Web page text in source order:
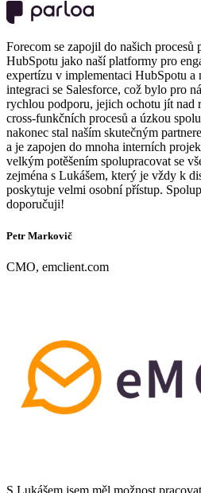
Forecom se zapojil do našich procesů
HubSpotu jako naší platformy pro
expertízu v implementaci HubSpotu a
integraci se Salesforce, což bylo pro
rychlou podporu, jejich ochotu jít nad
cross-funkčních procesů a úzkou
nakonec stal naším skutečným
a je zapojen do mnoha interních
velkým potěšením spolupracovat se
zejména s Lukášem, který je vždy k
poskytuje velmi osobní přístup.
doporučuji!
Petr Markovič
CMO, emclient.com
S Lukášem jsem měl možnost